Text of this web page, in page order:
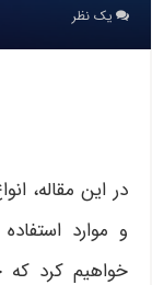
یک نظر
در این مقاله،
و موارد